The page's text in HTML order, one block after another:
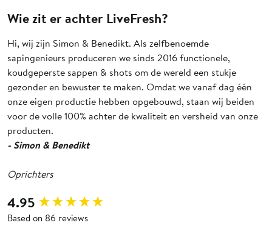
Wie zit er achter LiveFresh?
Hi, wij zijn Simon & Benedikt. Als zelfbenoemde
sapingenieurs produceren we sinds 2016 functionele,
koudgeperste sappen & shots om de wereld een stukje
gezonder en bewuster te maken. Omdat we vanaf dag één
onze eigen productie hebben opgebouwd, staan wij beiden
voor de volle 100% achter de kwaliteit en versheid van onze
producten.
- Simon & Benedikt
Oprichters
4.95
Based on 86 reviews
New content loaded